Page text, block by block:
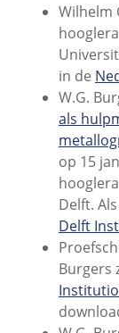
Spring
naar
het
menu
Wilhelm
in de
W.G.
als
op 15
Delft.
Delft
Burgers